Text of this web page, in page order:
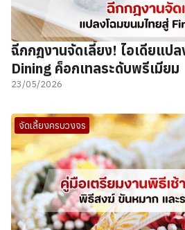
ฉีกกฎงานจัดเลี้ยง! ไอเดียแป
Dining ค็อกเทลระดับพรีเมียม
23/05/2026
จัดเลี้ยงครบวงจร